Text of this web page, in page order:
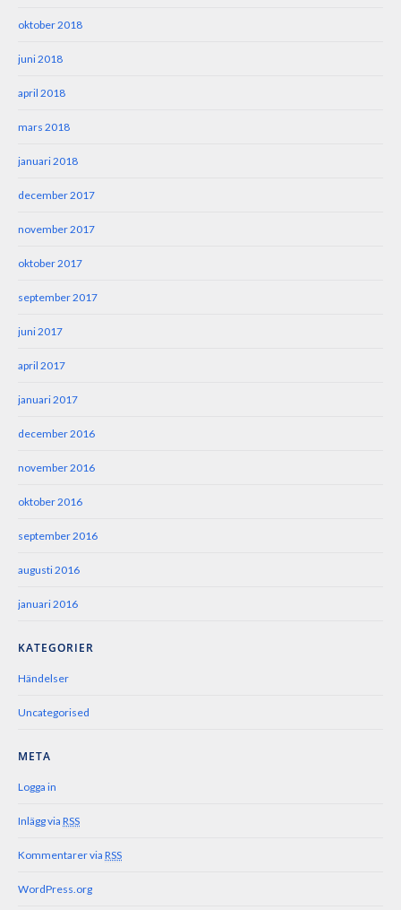
oktober 2018
juni 2018
april 2018
mars 2018
januari 2018
december 2017
november 2017
oktober 2017
september 2017
juni 2017
april 2017
januari 2017
december 2016
november 2016
oktober 2016
september 2016
augusti 2016
januari 2016
KATEGORIER
Händelser
Uncategorised
META
Logga in
Inlägg via RSS
Kommentarer via RSS
WordPress.org